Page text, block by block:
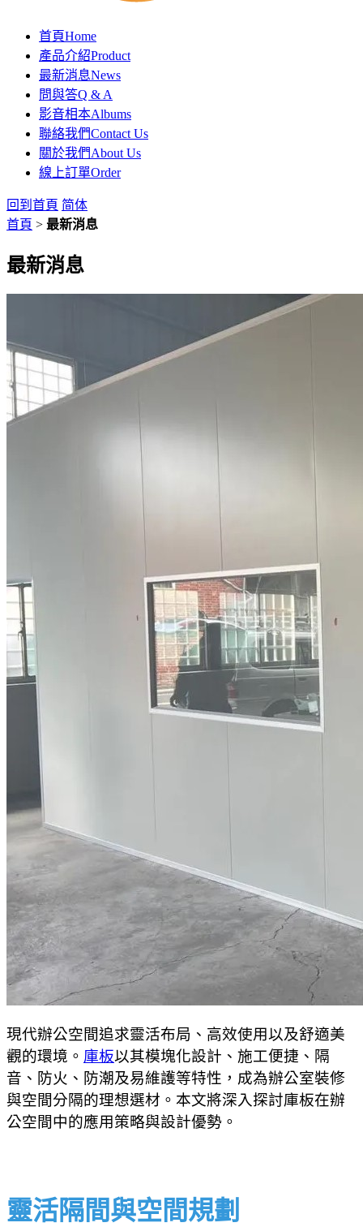
首頁Home
產品介紹Product
最新消息News
問與答Q & A
影音相本Albums
聯絡我們Contact Us
關於我們About Us
線上訂單Order
回到首頁 简体
首頁 > 最新消息
最新消息
現代辦公空間追求靈活布局、高效使用以及舒適美
觀的環境。 庫板以其模塊化設計、施工便捷、隔
音、防火、防潮及易維護等特性，成為辦公室裝修
與空間分隔的理想選材。本文將深入探討庫板在辦
公空間中的應用策略與設計優勢。
靈活隔間與空間規劃